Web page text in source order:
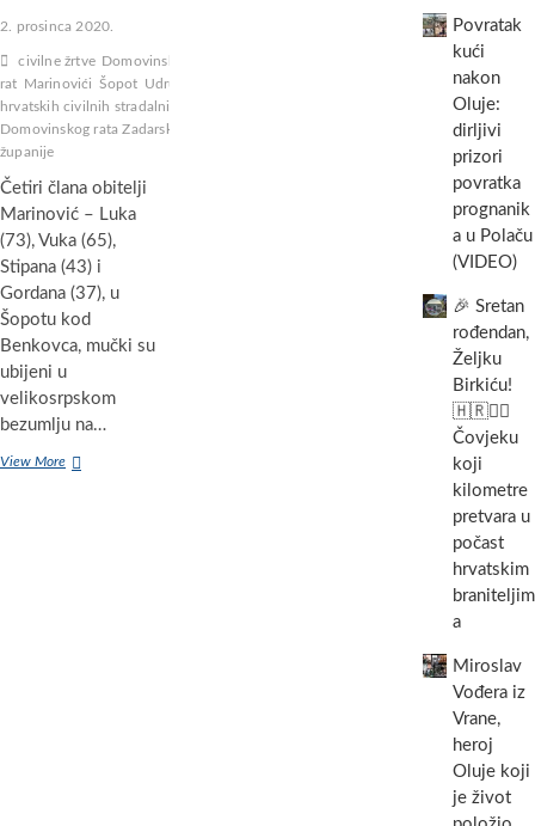
2. prosinca 2020.
civilne žrtve Domovinski
rat Marinovići Šopot Udruga
hrvatskih civilnih stradalnika
Domovinskog rata Zadarske
županije
Četiri člana obitelji
Marinović – Luka
(73), Vuka (65),
Stipana (43) i
Gordana (37), u
Šopotu kod
Benkovca, mučki su
ubijeni u
velikosrpskom
bezumlju na…
View MoreOdana
Povratak
kući
nakon
Oluje:
dirljivi
prizori
povratka
prognanik
a u Polaču
(VIDEO)
🎉 Sretan
rođendan,
Željku
Birkiću!
🇭🇷🏃‍♂️
Čovjeku
koji
kilometre
pretvara u
počast
hrvatskim
braniteljim
a
Miroslav
Vođera iz
Vrane,
heroj
Oluje koji
je život